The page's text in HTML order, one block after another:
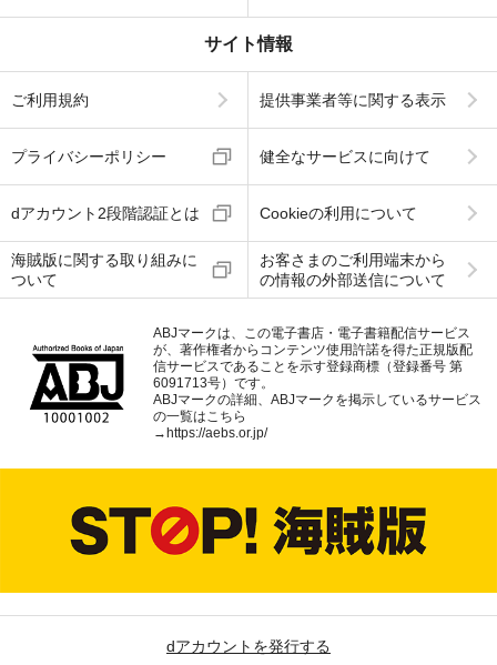
サイト情報
ご利用規約 提供事業者等に関する表示
プライバシーポリシー 健全なサービスに向けて
dアカウント2段階認証とは Cookieの利用について
海賊版に関する取り組みに
ついて
お客さまのご利用端末から
の情報の外部送信について
ABJマークは、この電子書店・電子書籍配信サービス
が、著作権者からコンテンツ使用許諾を得た正規版配
信サービスであることを示す登録商標（登録番号 第
6091713号）です。
ABJマークの詳細、ABJマークを掲示しているサービス
の一覧はこちら
→ https://aebs.or.jp/
dアカウントを発行する